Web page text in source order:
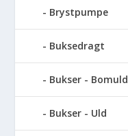
Brystpumpe
Buksedragt
Bukser - Bomuld
Bukser - Uld